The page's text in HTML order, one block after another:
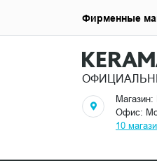
Магазин:
Офис:
10
Фирменные